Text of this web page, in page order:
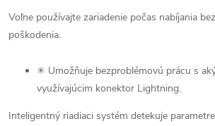
Voľne používajte zariadenie počas nabíjania
poškodenia.
✳ Umožňuje bezproblémovú prácu s
využívajúcim konektor Lightning.
Inteligentný riadiaci systém detekuje